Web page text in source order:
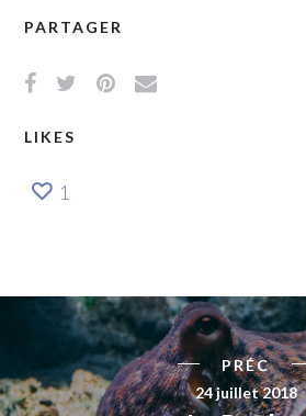
PARTAGER
LIKES
1
PRÉC
24 juillet 2018